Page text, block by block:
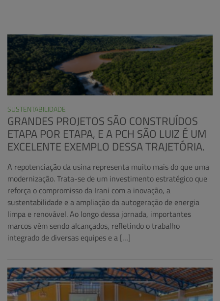
SUSTENTABILIDADE
GRANDES PROJETOS SÃO CONSTRUÍDOS
ETAPA POR ETAPA, E A PCH SÃO LUIZ É UM
EXCELENTE EXEMPLO DESSA TRAJETÓRIA.
A repotenciação da usina representa muito mais do que uma
modernização. Trata-se de um investimento estratégico que
reforça o compromisso da Irani com a inovação, a
sustentabilidade e a ampliação da autogeração de energia
limpa e renovável. Ao longo dessa jornada, importantes
marcos vêm sendo alcançados, refletindo o trabalho
integrado de diversas equipes e a […]